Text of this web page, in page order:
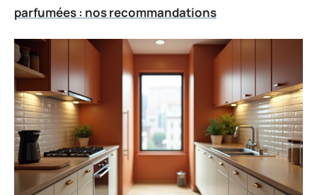
parfumées : nos recommandations